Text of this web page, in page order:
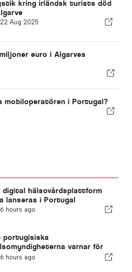
kring irländsk turists död
22 Aug 2025
euro i Algarves
mobiloperatören i Portugal?
digital hälsovårdsplattform
lanseras i Portugal
6 hours ago
portugisiska
varnar för
med drunkning
6 hours ago